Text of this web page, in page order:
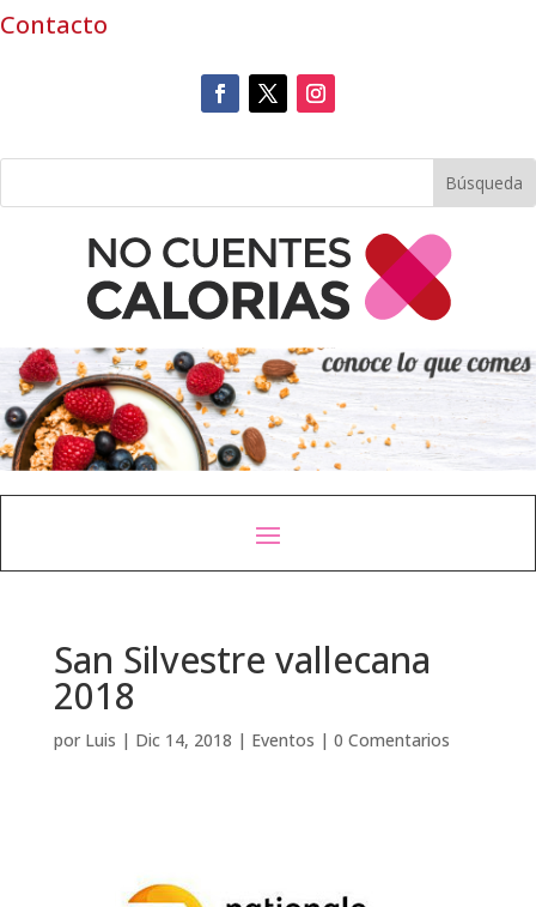
Contacto
San Silvestre vallecana
2018
por Luis | Dic 14, 2018 | Eventos | 0 Comentarios